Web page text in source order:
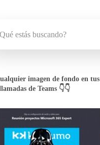
imagen de fondo en tus
de Teams 👇👇